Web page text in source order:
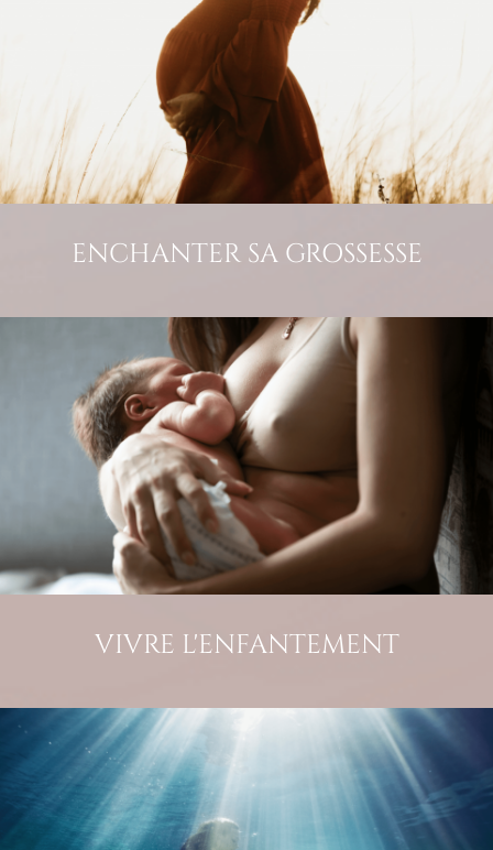
ENCHANTER SA GROSSESSE
VIVRE L'ENFANTEMENT